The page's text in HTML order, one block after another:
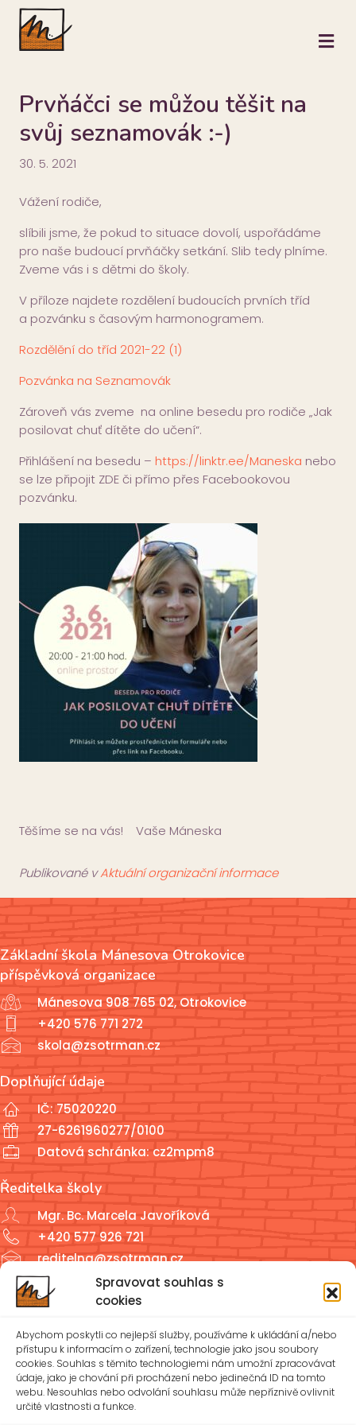
Spravovat souhlas s
cookies
Abychom poskytli co nejlepší služby, používáme k ukládání a/nebo
přístupu k informacím o zařízení, technologie jako jsou soubory
cookies. Souhlas s těmito technologiemi nám umožní zpracovávat
údaje, jako je chování při procházení nebo jedinečná ID na tomto
webu. Nesouhlas nebo odvolání souhlasu může nepříznivě ovlivnit
určité vlastnosti a funkce.
Prvňáčci se můžou těšit na
svůj seznamovák :-)
30. 5. 2021
Vážení rodiče,
slíbili jsme, že pokud to situace dovolí, uspořádáme
pro naše budoucí prvňáčky setkání. Slib tedy plníme.
Zveme vás i s dětmi do školy.
V příloze najdete rozdělení budoucích prvních tříd
a pozvánku s časovým harmonogramem.
Rozdělění do tříd 2021-22 (1)
Pozvánka na Seznamovák
Zároveň vás zveme na online besedu pro rodiče „Jak
posilovat chuť dítěte do učení“.
Přihlášení na besedu – https://linktr.ee/Maneska nebo
se lze připojit ZDE či přímo přes Facebookovou
pozvánku.
Těšíme se na vás! Vaše Máneska
Publikované vAktuální organizační informace
Základní škola Mánesova Otrokovice
příspěvková organizace
Mánesova 908 765 02, Otrokovice
+420 576 771 272
skola@zsotrman.cz
Doplňující údaje
IČ: 75020220
27-6261960277/0100
Datová schránka: cz2mpm8
Ředitelka školy
Mgr. Bc. Marcela Javoříková
+420 577 926 721
reditelna@zsotrman.cz
Školní jídelna a školní družina
ŠD: +420 577 926 720
reditelna@zsotrman.cz
Zásady cookies (EU)